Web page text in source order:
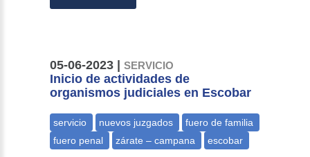
05-06-2023 |SERVICIO
Inicio de actividades de
organismos judiciales en Escobar